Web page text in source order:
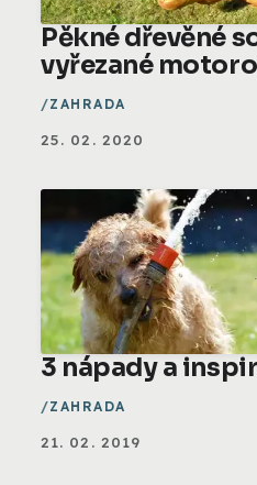
Pěkné dřevěné
vyřezané
ZAHRADA
25. 02. 2020
3 nápady a
ZAHRADA
21. 02. 2019